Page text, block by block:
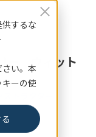
するな
い。本
ーの使
ー ウィット